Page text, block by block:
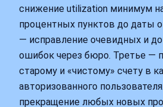
снижение utilization минимум
процентных пунктов до даты
— исправление очевидных и
ошибок через бюро. Третье —
старому и «чистому» счету в
авторизованного
прекращение любых новых